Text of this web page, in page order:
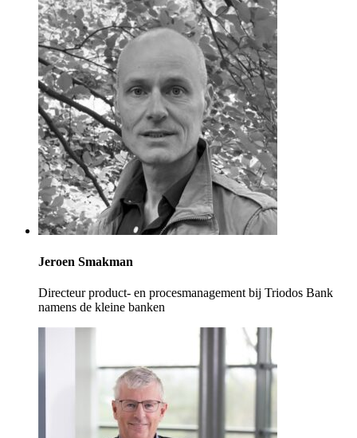
Jeroen Smakman
Directeur product- en procesmanagement bij Triodos Bank
namens de kleine banken